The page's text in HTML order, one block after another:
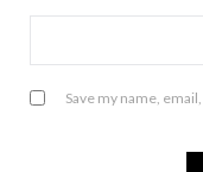
Save my name,